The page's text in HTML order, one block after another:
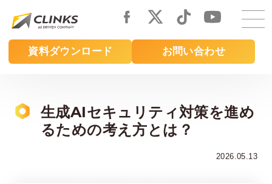
main
content
資料ダウンロード お問い合わせ
生成AIセキュリティ対策を進め
るための考え方とは？
2026.05.13